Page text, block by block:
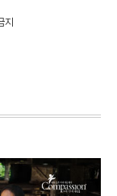
지